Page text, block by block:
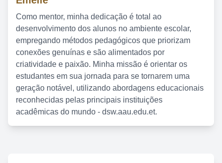
Como mentor, minha dedicação é total ao
desenvolvimento dos alunos no ambiente escolar,
empregando métodos pedagógicos que priorizam
conexões genuínas e são alimentados por
criatividade e paixão. Minha missão é orientar os
estudantes em sua jornada para se tornarem uma
geração notável, utilizando abordagens educacionais
reconhecidas pelas principais instituições
acadêmicas do mundo - dsw.aau.edu.et.